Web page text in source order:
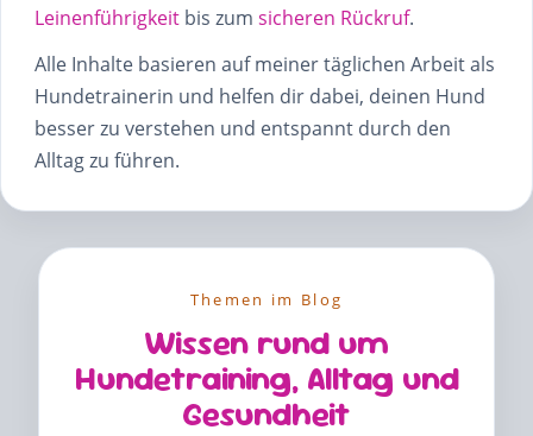
Leinenführigkeit bis zum sicheren Rückruf.
Alle Inhalte basieren auf meiner täglichen Arbeit als
Hundetrainerin und helfen dir dabei, deinen Hund
besser zu verstehen und entspannt durch den
Alltag zu führen.
Themen im Blog
Wissen rund um
Hundetraining, Alltag und
Gesundheit